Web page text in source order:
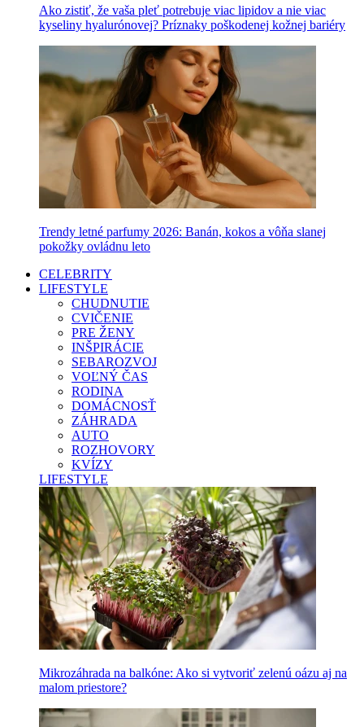
Ako zistiť, že vaša pleť potrebuje viac lipidov a nie viac
kyseliny hyalurónovej? Príznaky poškodenej kožnej bariéry
Trendy letné parfumy 2026: Banán, kokos a vôňa slanej
pokožky ovládnu leto
CELEBRITY
LIFESTYLE
CHUDNUTIE
CVIČENIE
PRE ŽENY
INŠPIRÁCIE
SEBAROZVOJ
VOĽNÝ ČAS
RODINA
DOMÁCNOSŤ
ZÁHRADA
AUTO
ROZHOVORY
KVÍZY
LIFESTYLE
Mikrozáhrada na balkóne: Ako si vytvoriť zelenú oázu aj na
malom priestore?